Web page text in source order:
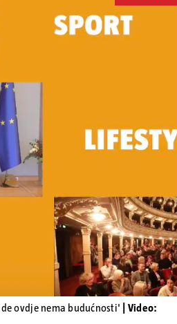
ovdje nema budućnosti'
| Video: